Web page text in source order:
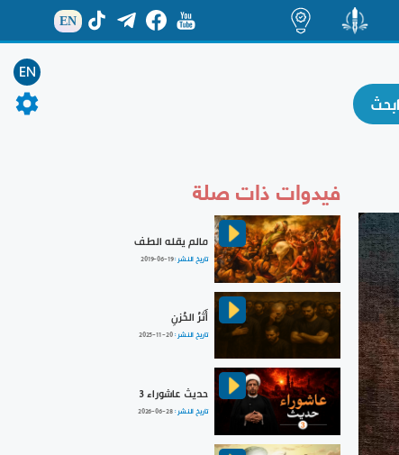
EN
EN
فيدوات ذات صلة
مالم يقله الطف
تاريخ النشر :2019-06-19
أَثَرُ الحُزنِ
تاريخ النشر :2025-11-20
حديث عاشوراء 3
تاريخ النشر :2026-06-28